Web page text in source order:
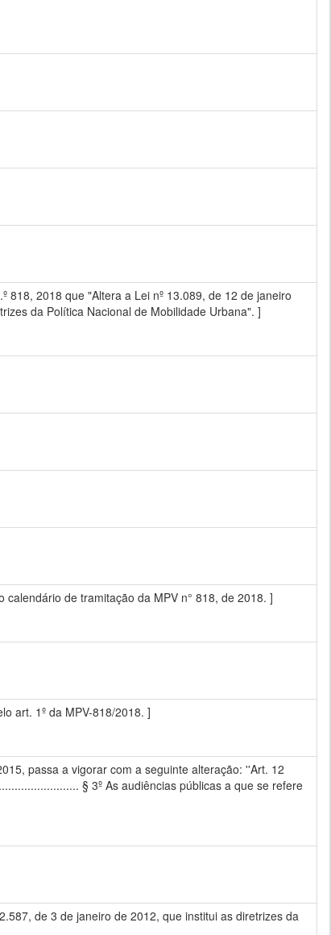
818, 2018 que "Altera a Lei nº 13.089, de 12 de janeiro
da Política Nacional de Mobilidade Urbana". ]
de tramitação da MPV n° 818, de 2018. ]
art. 1º da MPV-818/2018. ]
passa a vigorar com a seguinte alteração: ''Art. 12
§ 3º As audiências públicas a que se refere
de 3 de janeiro de 2012, que institui as diretrizes da